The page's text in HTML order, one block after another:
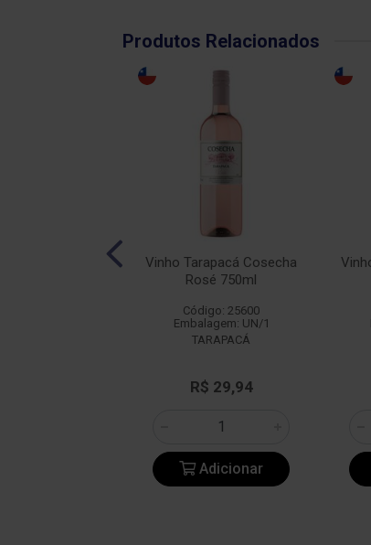
Produtos Relacionados
Vinho Tarapacá Cosecha
Rosé 750ml
Código: 25600
Embalagem: UN/1
TARAPACÁ
R$ 29,94
Adicionar